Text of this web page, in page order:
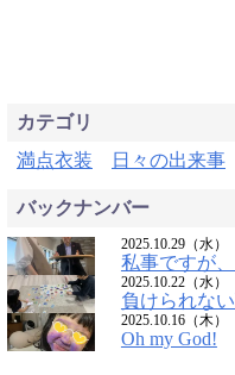
カテゴリ
満点衣装
日々の出来事
バックナンバー
2025.10.29（水）
私事ですが
2025.10.22（水）
負けられな
2025.10.16（木）
Oh my God!